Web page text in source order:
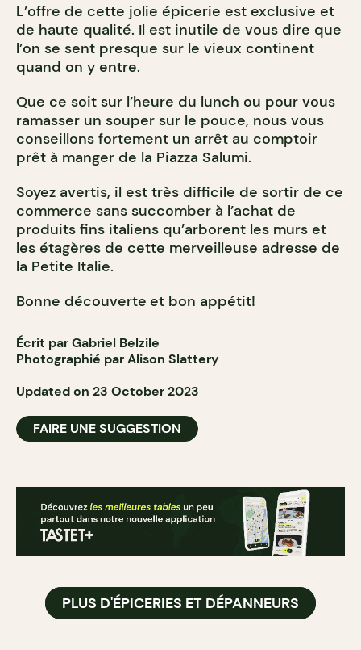
L’offre de cette jolie épicerie est exclusive et
de haute qualité. Il est inutile de vous dire que
l’on se sent presque sur le vieux continent
quand on y entre.
Que ce soit sur l’heure du lunch ou pour vous
ramasser un souper sur le pouce, nous vous
conseillons fortement un arrêt au comptoir
prêt à manger de la Piazza Salumi.
Soyez avertis, il est très difficile de sortir de ce
commerce sans succomber à l’achat de
produits fins italiens qu’arborent les murs et
les étagères de cette merveilleuse adresse de
la Petite Italie.
Bonne découverte et bon appétit!
Écrit par Gabriel Belzile
Photographié par Alison Slattery
Updated on 23 October 2023
FAIRE UNE SUGGESTION
PLUS D'ÉPICERIES ET DÉPANNEURS